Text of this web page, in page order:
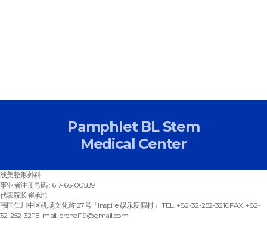
Pamphlet BL Stem
Medical Center
线美整形外科
事业者注册号码 : 617-66-00589
代表院长崔承浩
韩国仁川中区机场文化路127号「Inspire 娱乐度假村」TEL. +82-32-252-3210FAX. +82-
32-252-3211E-mail. drchoi119@gmail.com